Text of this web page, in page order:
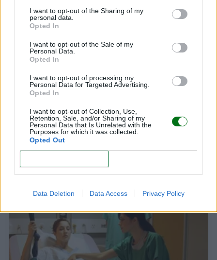
I want to opt-out of the Sharing of my
personal data.
Opted In
I want to opt-out of the Sale of my
Personal Data.
Opted In
I want to opt-out of processing my
Personal Data for Targeted Advertising.
Opted In
I want to opt-out of Collection, Use,
Retention, Sale, and/or Sharing of my
Personal Data that Is Unrelated with the
Purposes for which it was collected.
Opted Out
Data Deletion Data Access Privacy Policy
Cordón umbilical: dónalo después del parto
LEER
Causas del retraso del parto
LEER